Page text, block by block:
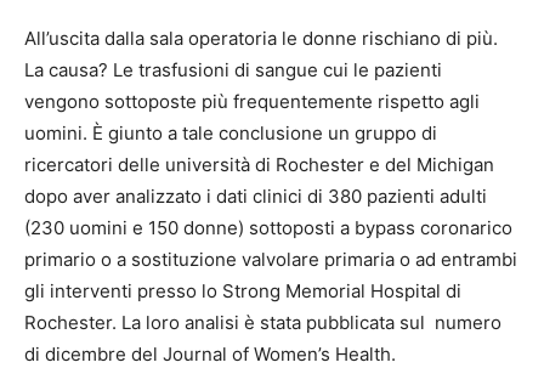
All’uscita dalla sala operatoria le donne rischiano di più.
La causa? Le trasfusioni di sangue cui le pazienti
vengono sottoposte più frequentemente rispetto agli
uomini. È giunto a tale conclusione un gruppo di
ricercatori delle università di Rochester e del Michigan
dopo aver analizzato i dati clinici di 380 pazienti adulti
(230 uomini e 150 donne) sottoposti a bypass coronarico
primario o a sostituzione valvolare primaria o ad entrambi
gli interventi presso lo Strong Memorial Hospital di
Rochester. La loro analisi è stata pubblicata sul numero
di dicembre del Journal of Women’s Health.